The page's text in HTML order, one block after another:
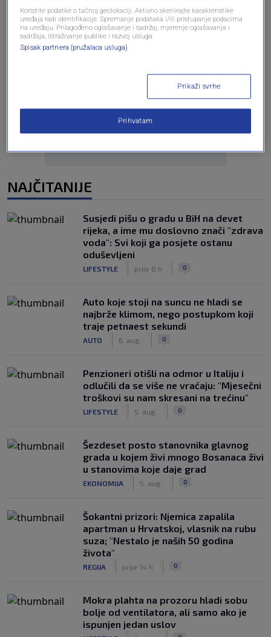
NAJČITANIJE
Susjedi pišu o gradu u BiH na devet
rijeka, a ime mu doslovno znači "zdrava
voda": Svi koji ga posjete ostanu
oduševljeni
LIFESTYLE prije 8 h 0
Auto koje stoji na suncu ne hladi se
najbrže klimom, nego postupkom koji
traje petnaest sekundi
AUTO 6. aug. 0
Penzioneri otišli na odmor u Italiju i
odlučili da se više ne vraćaju: "Mjesečni
troškovi su nam skresani na trećinu"
LIFESTYLE 5. aug. 0
Šezdeset posto stanovnika glavnog
grada u kojem živi mnogo Bosanaca živi
u stanovima koje daje grad
EKONOMIJA 5. aug. 0
Šokantni prizori: Njemica zapalila
apartman u Hrvatskoj, vlasnik na rubu
suza; "Nestalo je naših 50 godina
života"
REGIJA prije 14 h 0
Mokra plahta na prozoru hladi sobu
bolje od ventilatora, ali samo ako je
ispunjen jedan uslov
Koristite podatke o tačnoj geolokaciji. Aktivno skenirajte karakteristike
uređaja radi identifikacije. Spremanje podataka i/ili pristupanje podacima
na uređaju. Prilagođeno oglašavanje i sadržaj, mjerenje oglašavanja i
sadržaja, istraživanje publike i razvoj usluga.
Spisak partnera (pružalaca usluga)
Prikaži svrhe
Prihvatam